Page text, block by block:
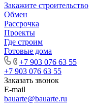
Закажите строительство
Обмен
Рассрочка
Проекты
Где строим
Готовые дома
+7 903 076 63 55
+7 903 076 63 55
Заказать звонок
E-mail
bauarte@bauarte.ru